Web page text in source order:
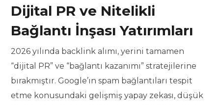
Dijital PR ve Nitelikli
Bağlantı İnşası Yatırımları
2026 yılında backlink alımı, yerini tamamen
“dijital PR” ve “bağlantı kazanımı” stratejilerine
bırakmıştır. Google’ın spam bağlantıları tespit
etme konusundaki gelişmiş yapay zekası, düşük